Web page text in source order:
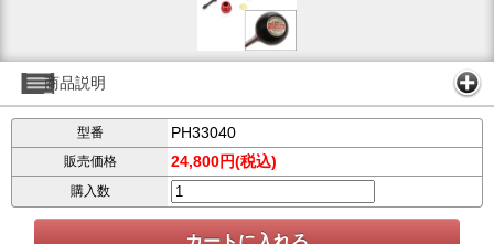
商品説明
型番 PH33040
販売価格 24,800円(税込)
購入数